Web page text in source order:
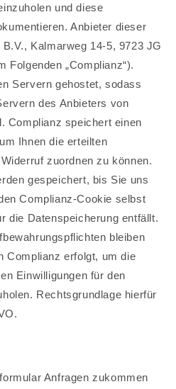
und diese
Anbieter dieser
Kalmarweg 14-5, 9723 JG
Folgenden „Complianz“).
Servern gehostet, sodass
des Anbieters von
Complianz speichert einen
Ihnen die erteilten
zuordnen zu können.
gespeichert, bis Sie uns
Complianz-Cookie selbst
die Datenspeicherung entfällt.
bleiben
Complianz erfolgt, um die
Einwilligungen für den
Rechtsgrundlage hierfür
Anfragen zukommen